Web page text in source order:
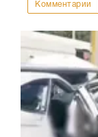
Комментарии